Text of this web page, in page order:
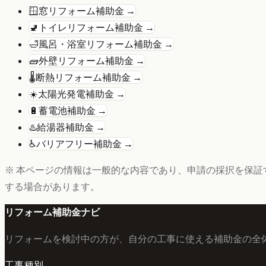
🪟 窓リフォーム補助金 →
🚽 トイレリフォーム補助金 →
🛁風呂・浴室リフォーム補助金 →
🧱外壁リフォーム補助金 →
🌡️断熱リフォーム補助金 →
☀️太陽光発電補助金 →
🔋 蓄電池補助金 →
♨️給湯器補助金 →
♿バリアフリー補助金 →
※ 本ページの情報は一般的な内容であり、申請の採択を保
する場合があります。
リフォーム補助金ナビ
リフォームを検討中の方が、自分の工事に使える補助金の